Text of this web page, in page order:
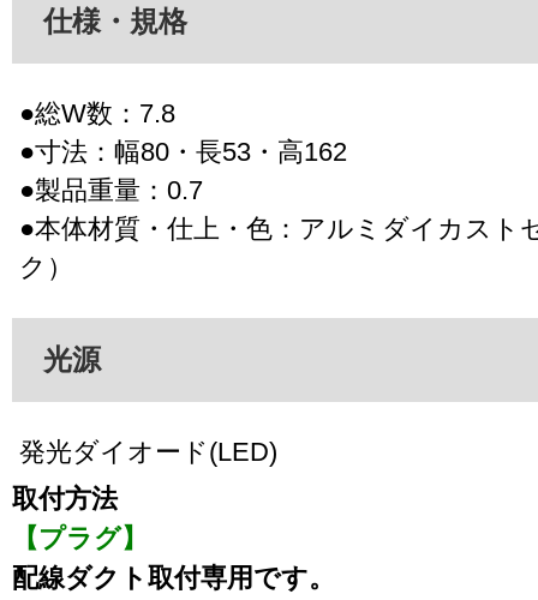
仕様・規格
●総W数：7.8
●寸法：幅80・長53・高162
●製品重量：0.7
●本体材質・仕上・色：アルミダイカスト
ク）
光源
発光ダイオード(LED)
取付方法
【プラグ】
配線ダクト取付専用です。